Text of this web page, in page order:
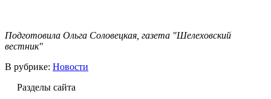
Подготовила Ольга Соловецкая, газета "Шелеховский
вестник"
В рубрике: Новости
Разделы сайта